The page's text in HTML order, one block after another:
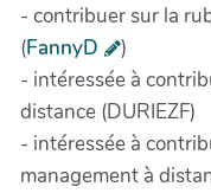
- contribuer sur la
(FannyD
)
- intéressée à
distance (DURIEZF)
- intéressée à
management à